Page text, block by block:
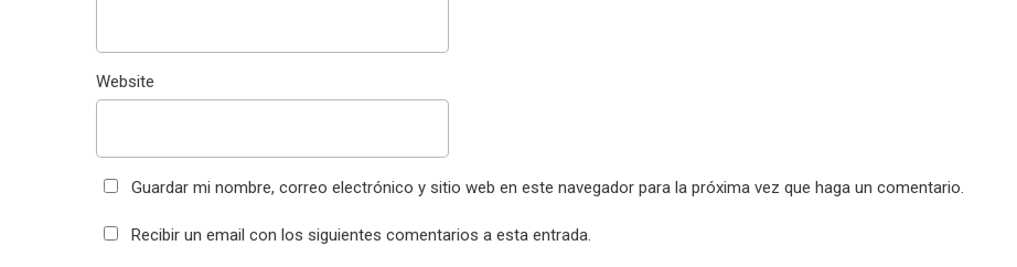
Website
Guardar mi nombre, correo electrónico y sitio web en este navegador para la próxima vez que haga un comentario.
Recibir un email con los siguientes comentarios a esta entrada.